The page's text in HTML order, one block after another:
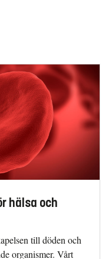
hälsa och
till döden och
organismer. Vårt